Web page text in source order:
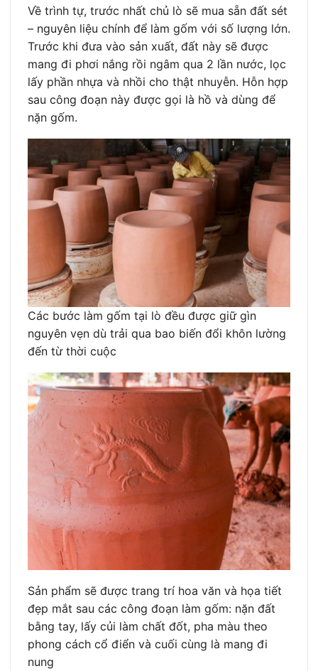
Về trình tự, trước nhất chủ lò sẽ mua sẵn đất sét
– nguyên liệu chính để làm gốm với số lượng lớn.
Trước khi đưa vào sản xuất, đất này sẽ được
mang đi phơi nắng rồi ngâm qua 2 lần nước, lọc
lấy phần nhựa và nhồi cho thật nhuyễn. Hỗn hợp
sau công đoạn này được gọi là hồ và dùng để
nặn gốm.
Các bước làm gốm tại lò đều được giữ gìn
nguyên vẹn dù trải qua bao biến đổi khôn lường
đến từ thời cuộc
Sản phẩm sẽ được trang trí hoa văn và họa tiết
đẹp mắt sau các công đoạn làm gốm: nặn đất
bằng tay, lấy củi làm chất đốt, pha màu theo
phong cách cổ điển và cuối cùng là mang đi
nung